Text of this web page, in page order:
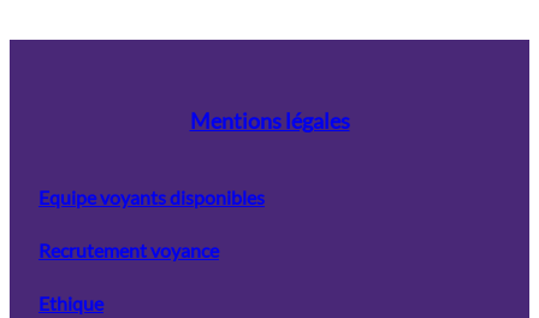
Mentions légales
Equipe voyants disponibles
Recrutement voyance
Ethique